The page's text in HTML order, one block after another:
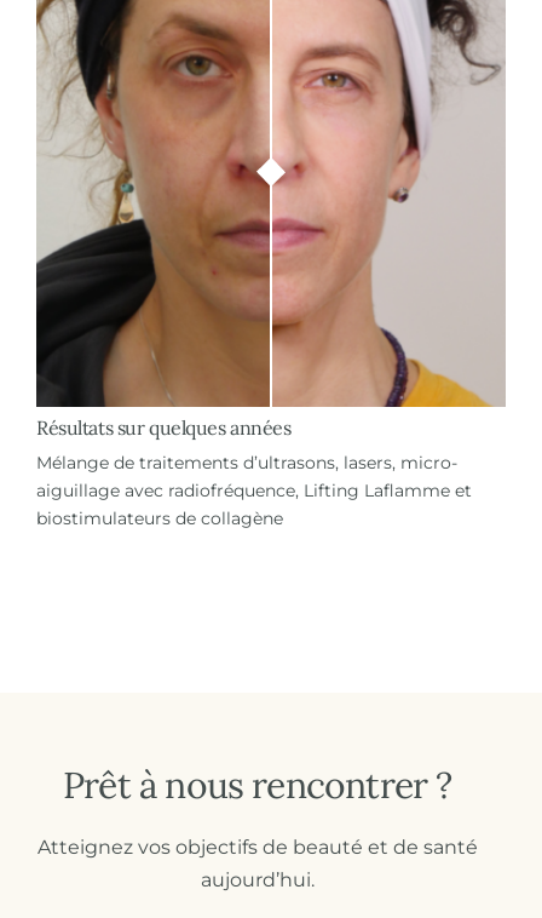
Résultats sur quelques années
Mélange de traitements d’ultrasons, lasers, micro-
aiguillage avec radiofréquence, Lifting Laflamme et
biostimulateurs de collagène
Prêt à nous rencontrer ?
Atteignez vos objectifs de beauté et de santé
aujourd’hui.